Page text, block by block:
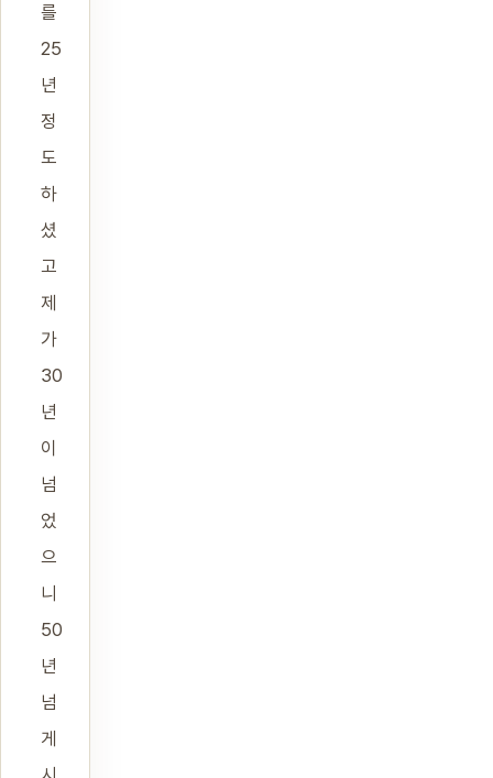
를
25
년
정
도
하
셨
고
제
가
30
년
이
넘
었
으
니
50
년
넘
게